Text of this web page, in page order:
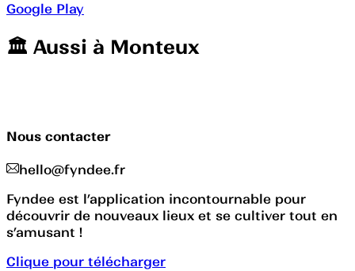
Google Play
🏛️️ Aussi à Monteux
Nous contacter
hello@fyndee.fr
Fyndee est l’application incontournable pour
découvrir de nouveaux lieux et se cultiver tout en
s’amusant !
Clique pour télécharger